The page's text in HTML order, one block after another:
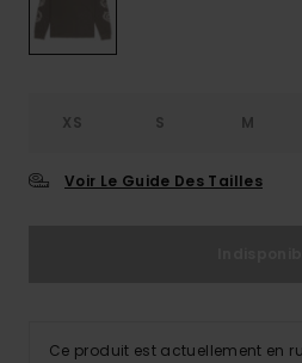
XS S M
Voir Le Guide Des Tailles
Ce produit est actuellement en